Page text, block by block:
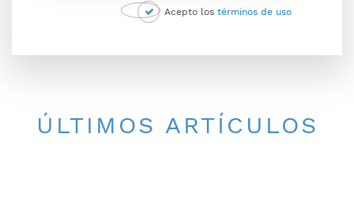
Acepto los términos de uso
ÚLTIMOS ARTÍCULOS